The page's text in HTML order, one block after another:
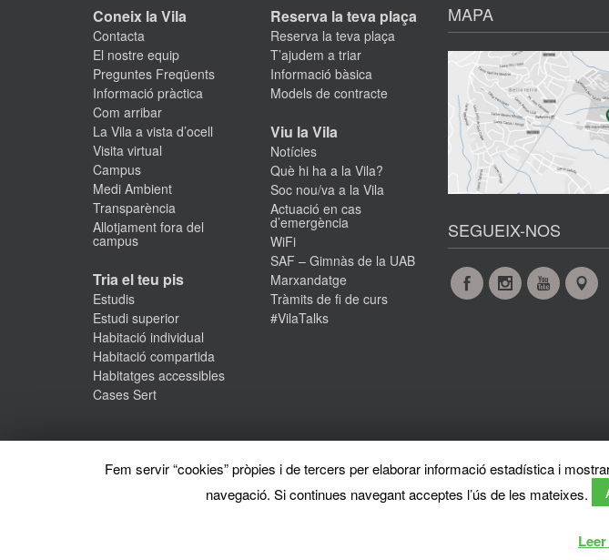
Coneix la Vila
Contacta
El nostre equip
Preguntes Freqüents
Informació pràctica
Com arribar
La Vila a vista d’ocell
Visita virtual
Campus
Medi Ambient
Transparència
Allotjament fora del
campus
Tria el teu pis
Estudis
Estudi superior
Habitació individual
Habitació compartida
Habitatges accessibles
Cases Sert
Reserva la teva plaça
Reserva la teva plaça
T’ajudem a triar
Informació bàsica
Models de contracte
Viu la Vila
Notícies
Què hi ha a la Vila?
Soc nou/va a la Vila
Actuació en cas
d’emergència
WiFi
SAF – Gimnàs de la UAB
Marxandatge
Tràmits de fi de curs
#VilaTalks
MAPA
SEGUEIX-NOS
Facebook YouTube
Fem servir “cookies” pròpies i de tercers per elaborar informació estadística i
navegació. Si continues navegant acceptes l’ús de les mateixes.